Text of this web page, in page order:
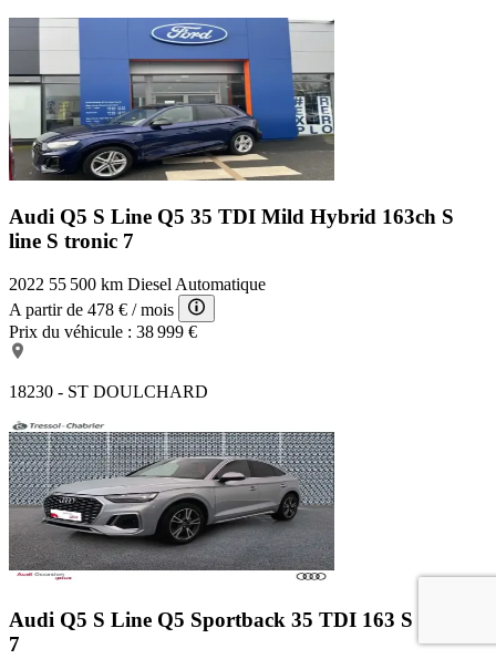
Audi Q5 S Line Q5 35 TDI Mild Hybrid 163ch S
line S tronic 7
2022 55 500 km Diesel Automatique
A partir de 478 € / mois
Prix du véhicule : 38 999 €
18230 - ST DOULCHARD
Audi Q5 S Line Q5 Sportback 35 TDI 163 S tronic
7